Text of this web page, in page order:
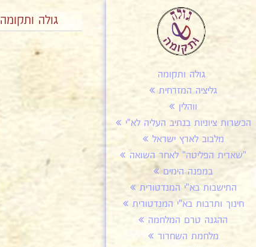
גולה ותקומה
גליציה המזרחית
ווהלין
הכשרות ציוניות בנתיב העליה לא"י
מלבוב לארץ ישראל
"שארית הפליטה" לאחר השואה
במפנה הימים
התישבות בא"י המנדטורית
חינוך ותרבות בא"י המנדטורית
ההגנה טרם המלחמה
מלחמת השחרור
גולה ותקומה